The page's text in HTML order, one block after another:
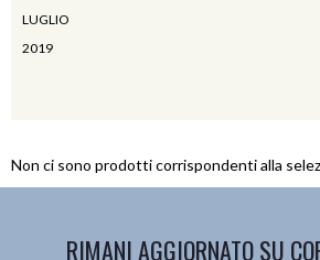
LUGLIO
2019
Non ci sono prodotti corrispondenti alla
RIMANI AGGIORNATO SU